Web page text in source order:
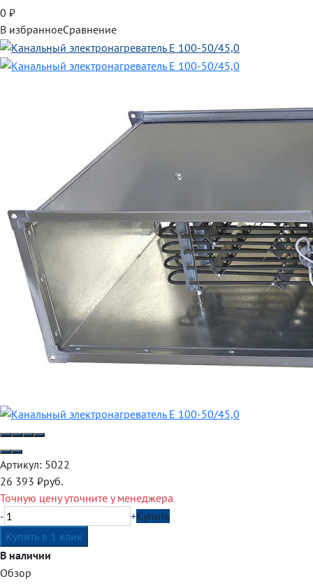
0 ₽
В избранноеСравнение
Артикул: 5022
26 393 ₽руб.
Точную цену уточните у менеджера
-
+Купить
В наличии
Обзор